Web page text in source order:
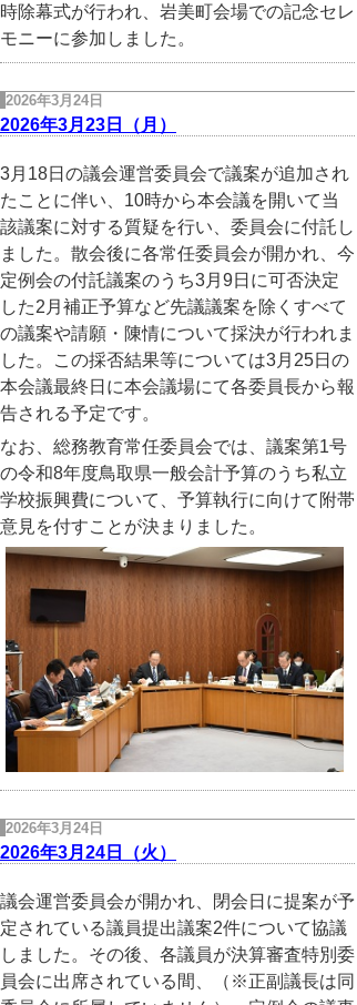
時除幕式が行われ、岩美町会場での記念セレ
モニーに参加しました。
2026年3月24日
2026年3月23日（月）
3月18日の議会運営委員会で議案が追加され
たことに伴い、10時から本会議を開いて当
該議案に対する質疑を行い、委員会に付託し
ました。散会後に各常任委員会が開かれ、今
定例会の付託議案のうち3月9日に可否決定
した2月補正予算など先議議案を除くすべて
の議案や請願・陳情について採決が行われま
した。この採否結果等については3月25日の
本会議最終日に本会議場にて各委員長から報
告される予定です。
なお、総務教育常任委員会では、議案第1号
の令和8年度鳥取県一般会計予算のうち私立
学校振興費について、予算執行に向けて附帯
意見を付すことが決まりました。
2026年3月24日
2026年3月24日（火）
議会運営委員会が開かれ、閉会日に提案が予
定されている議員提出議案2件について協議
しました。その後、各議員が決算審査特別委
員会に出席されている間、（※正副議長は同